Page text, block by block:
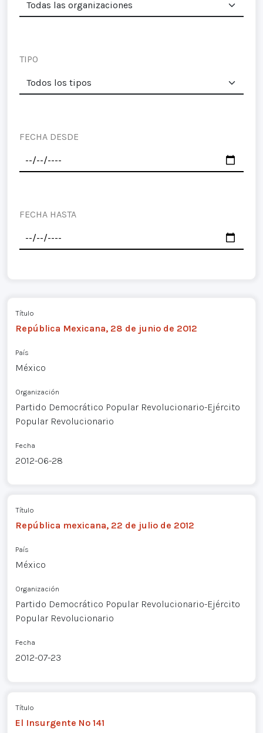
TIPO
FECHA DESDE
FECHA HASTA
Título
República Mexicana, 28 de junio de 2012
País
México
Organización
Partido Democrático Popular Revolucionario-Ejército
Popular Revolucionario
Fecha
2012-06-28
Título
República mexicana, 22 de julio de 2012
País
México
Organización
Partido Democrático Popular Revolucionario-Ejército
Popular Revolucionario
Fecha
2012-07-23
Título
El Insurgente Nº 141